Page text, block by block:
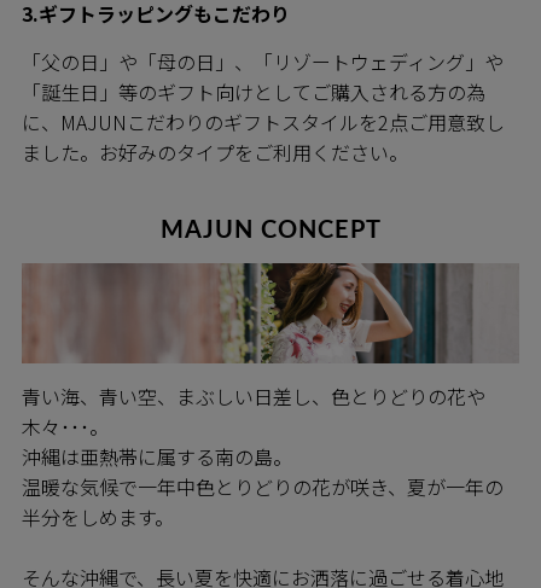
3.ギフトラッピングもこだわり
「父の日」や「母の日」、「リゾートウェディング」や
「誕生日」等のギフト向けとしてご購入される方の為
に、MAJUNこだわりのギフトスタイルを2点ご用意致し
ました。お好みのタイプをご利用ください。
MAJUN CONCEPT
青い海、青い空、まぶしい日差し、色とりどりの花や
木々･･･。
沖縄は亜熱帯に属する南の島。
温暖な気候で一年中色とりどりの花が咲き、夏が一年の
半分をしめます。
そんな沖縄で、長い夏を快適にお洒落に過ごせる着心地